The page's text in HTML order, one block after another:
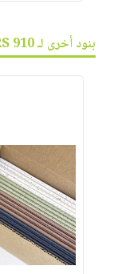
بنود أخرى لـ 910 PAPERS :